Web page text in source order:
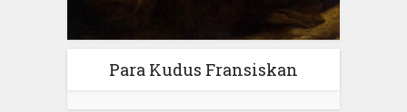
Para Kudus Fransiskan